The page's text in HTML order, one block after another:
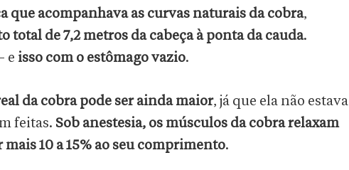
que acompanhava as curvas naturais da cobra,
de 7,2 metros da cabeça à ponta da cauda.
e isso com o estômago vazio.
da cobra pode ser ainda maior, já que ela não estava
feitas. Sob anestesia, os músculos da cobra relaxam
10 a 15% ao seu comprimento.